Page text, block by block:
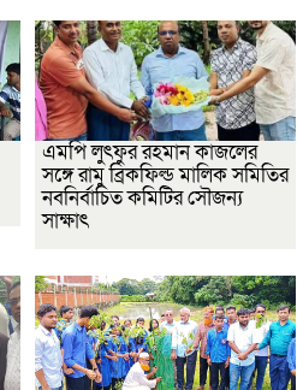
এমপি লুৎফুর রহমান কাজলের
সঙ্গে রামু ব্রিকফিল্ড মালিক সমিতির
নবনির্বাচিত কমিটির সৌজন্য
সাক্ষাৎ